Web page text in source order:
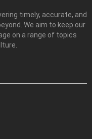
timely, accurate, and
We aim to keep our
on a range of topics